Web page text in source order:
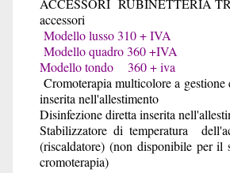
ACCESSORI RUBINETTERIA
accessori
Modello lusso 310 + IVA
Modello quadro 360 +IVA
Modello tondo 360 + iva
Cromoterapia multicolore a gestione
inserita nell'allestimento
Disinfezione diretta inserita
Stabilizzatore di temperatura
(riscaldatore) (non disponibile per il
cromoterapia)